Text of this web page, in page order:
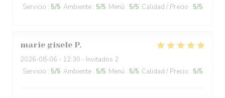
Servicio : 5/5 Ambiente : 5/5 Menú : 5/5 Calidad / Precio : 5/5
marie gisele P
2026-08-06 - 12:30 - Invitados 2
Servicio : 5/5 Ambiente : 5/5 Menú : 5/5 Calidad / Precio : 5/5